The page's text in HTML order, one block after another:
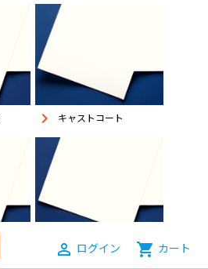
person_outline ログイン shopping_cart カート
keyboard_arrow_right キャストコート
ケント紙